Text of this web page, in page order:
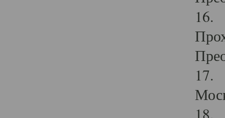
16.
17.
18.